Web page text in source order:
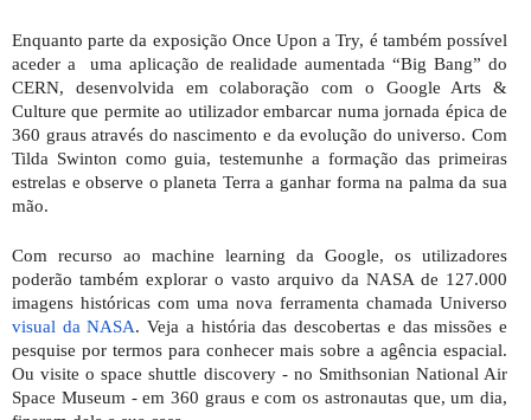
Enquanto parte da exposição Once Upon a Try, é também possível
aceder a  uma aplicação de realidade aumentada “Big Bang” do
CERN, desenvolvida em colaboração com o Google Arts &
Culture que permite ao utilizador embarcar numa jornada épica de
360 graus através do nascimento e da evolução do universo. Com
Tilda Swinton como guia, testemunhe a formação das primeiras
estrelas e observe o planeta Terra a ganhar forma na palma da sua
mão.
Com recurso ao machine learning da Google, os utilizadores
poderão também explorar o vasto arquivo da NASA de 127.000
imagens históricas com uma nova ferramenta chamada Universo
visual da NASA. Veja a história das descobertas e das missões e
pesquise por termos para conhecer mais sobre a agência espacial.
Ou visite o space shuttle discovery - no Smithsonian National Air
Space Museum - em 360 graus e com os astronautas que, um dia,